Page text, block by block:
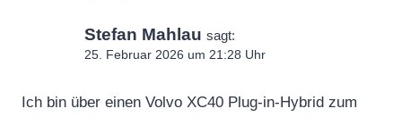
Stefan Mahlau sagt:
25. Februar 2026 um 21:28 Uhr
Ich bin über einen Volvo XC40 Plug-in-Hybrid zum